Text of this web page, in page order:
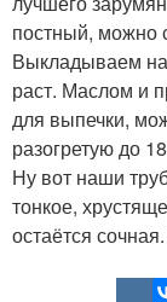
постный, можно
Выкладываем
раст. Маслом и
для выпечки,
разогретую до
Ну вот наши
тонкое,
остаётся